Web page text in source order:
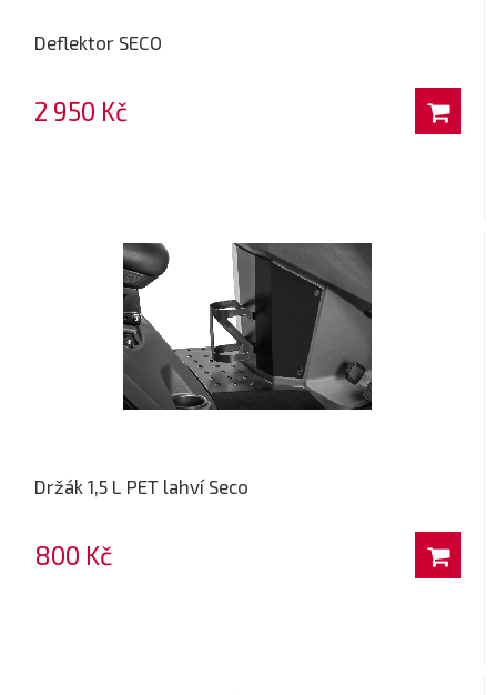
Deflektor SECO
2 950 Kč
Držák 1,5 L PET lahví Seco
800 Kč